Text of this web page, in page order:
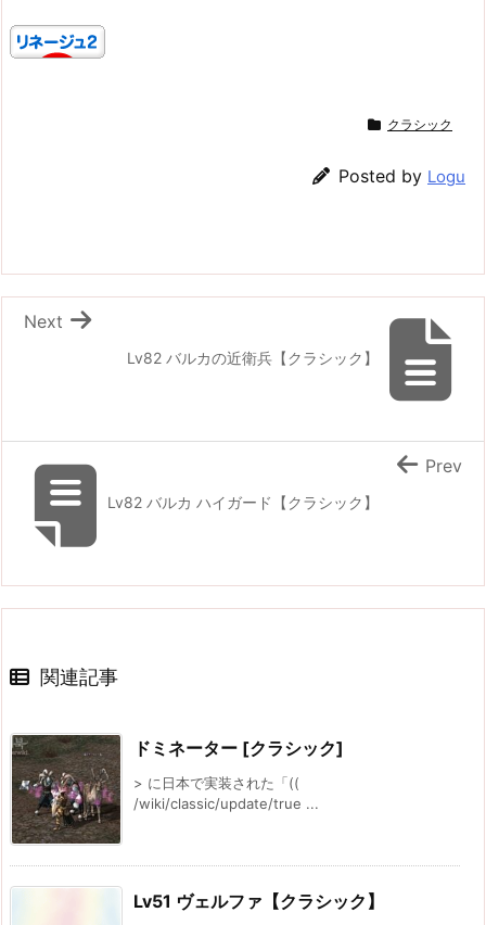
クラシック
Posted by Logu
Lv82 バルカの近衛兵【クラシック】
Next
Lv82 バルカ ハイガード【クラシック】
Prev
関連記事
ドミネーター [クラシック]
> に日本で実装された「((
/wiki/classic/update/true ...
Lv51 ヴェルファ【クラシック】